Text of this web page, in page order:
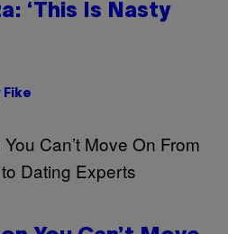
‘This Is Nasty
Fike